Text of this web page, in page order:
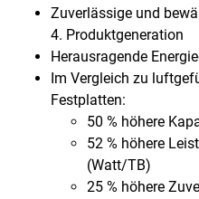
Zuverlässige und
4. Produktgeneration
Herausragende
Im Vergleich zu
Festplatten:
50 % höhere
52 % höhere
(Watt/TB)
25 % höhere